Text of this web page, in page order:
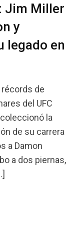
Jim Miller
y
legado en
de
del UFC
la
de su carrera
a Damon
a dos piernas,